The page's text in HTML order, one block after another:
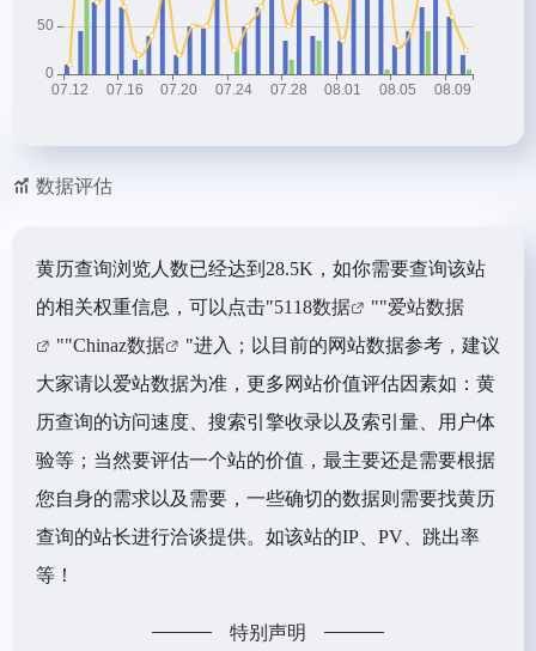
数据评估
黄历查询浏览人数已经达到28.5K，如你需要查询该站
的相关权重信息，可以点击"5118数据 ""爱站数据
""Chinaz数据
"进入；以目前的网站数据参考，建议
大家请以爱站数据为准，更多网站价值评估因素如：黄
历查询的访问速度、搜索引擎收录以及索引量、用户体
验等；当然要评估一个站的价值，最主要还是需要根据
您自身的需求以及需要，一些确切的数据则需要找黄历
查询的站长进行洽谈提供。如该站的IP、PV、跳出率
等！
特别声明